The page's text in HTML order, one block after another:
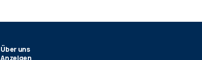
Über uns
Anzeigen